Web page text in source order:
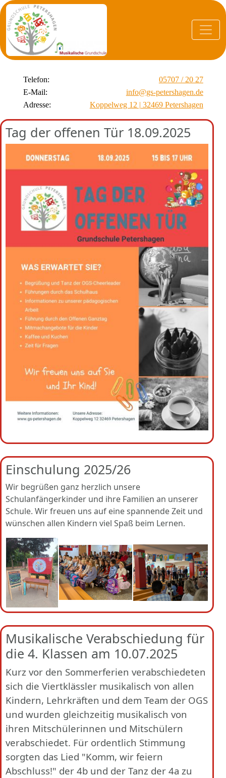
Telefon:
05707 / 20 27
E-Mail:
info@gs-petershagen.de
Adresse:
Koppelweg 12 | 32469 Petershagen
Tag der offenen Tür 18.09.2025
Einschulung 2025/26
Wir begrüßen ganz herzlich unsere
Schulanfängerkinder und ihre Familien an unserer
Schule. Wir freuen uns auf eine spannende Zeit und
wünschen allen Kindern viel Spaß beim Lernen.
Musikalische Verabschiedung für
die 4. Klassen am 10.07.2025
Kurz vor den Sommerferien verabschiedeten
sich die Viertklässler musikalisch von allen
Kindern, Lehrkräften und dem Team der OGS
und wurden gleichzeitig musikalisch von
ihren Mitschülerinnen und Mitschülern
verabschiedet. Für ordentlich Stimmung
sorgten das Lied "Komm, wir feiern
Abschluss!" der 4b und der Tanz der 4a zu